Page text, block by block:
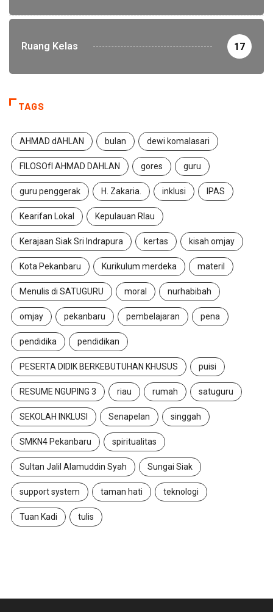
Ruang Kelas 17
TAGS
AHMAD dAHLAN bulan dewi komalasari
FILOSOfI AHMAD DAHLAN gores guru
guru penggerak H. Zakaria. inklusi IPAS
Kearifan Lokal Kepulauan RIau
Kerajaan Siak Sri Indrapura kertas kisah omjay
Kota Pekanbaru Kurikulum merdeka materil
Menulis di SATUGURU moral nurhabibah
omjay pekanbaru pembelajaran pena
pendidika pendidikan
PESERTA DIDIK BERKEBUTUHAN KHUSUS puisi
RESUME NGUPING 3 riau rumah satuguru
SEKOLAH INKLUSI Senapelan singgah
SMKN4 Pekanbaru spiritualitas
Sultan Jalil Alamuddin Syah Sungai Siak
support system taman hati teknologi
Tuan Kadi tulis